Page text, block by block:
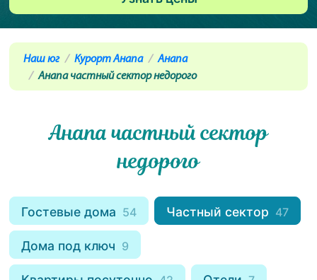
Наш юг Курорт Анапа
Анапа
Анапа частный сектор недорого
Анапа частный сектор
недорого
Гостевые дома 54 Частный сектор 47
Дома под ключ 9